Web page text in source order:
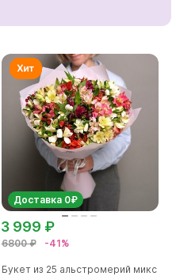
Доставка 0₽
6800 ₽ -41%
3 999 ₽
Букет из 25 альстромерий микс